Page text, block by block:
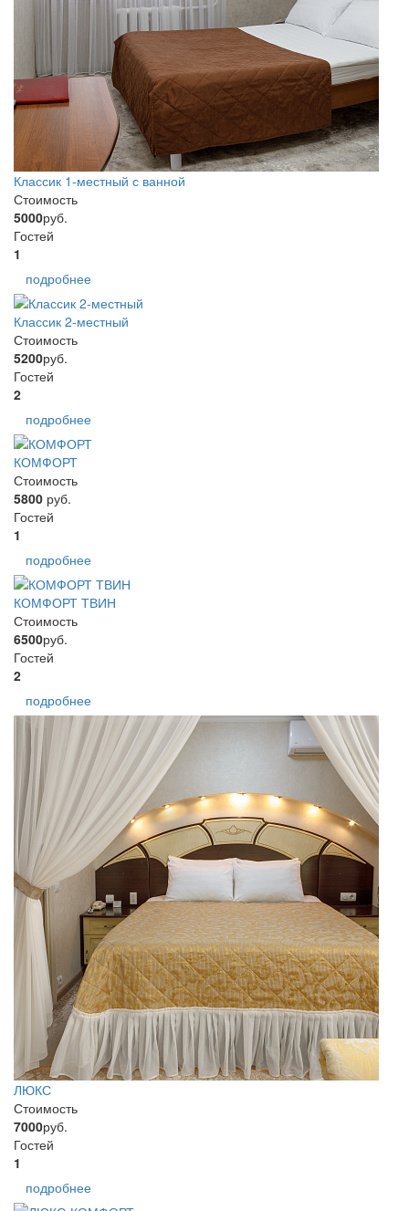
Классик 1-местный с ванной
Стоимость
5000руб.
Гостей
1
подробнее
Классик 2-местный
Стоимость
5200руб.
Гостей
2
подробнее
КОМФОРТ
Стоимость
5800 руб.
Гостей
1
подробнее
КОМФОРТ ТВИН
Стоимость
6500руб.
Гостей
2
подробнее
ЛЮКС
Стоимость
7000руб.
Гостей
1
подробнее